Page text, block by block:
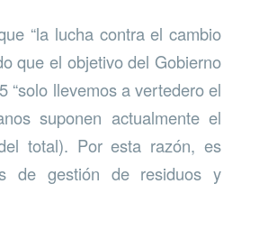
“la lucha contra el cambio
que el objetivo del Gobierno
“solo llevemos a vertedero el
suponen actualmente el
total). Por esta razón, es
de gestión de residuos y